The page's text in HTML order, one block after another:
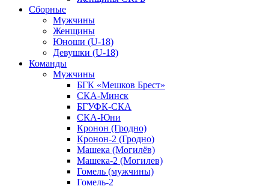
Сборные
Мужчины
Женщины
Юноши (U-18)
Девушки (U-18)
Команды
Мужчины
БГК «Мешков Брест»
СКА-Минск
БГУФК-СКА
СКА-Юни
Кронон (Гродно)
Кронон-2 (Гродно)
Машека (Могилёв)
Машека-2 (Могилев)
Гомель (мужчины)
Гомель-2